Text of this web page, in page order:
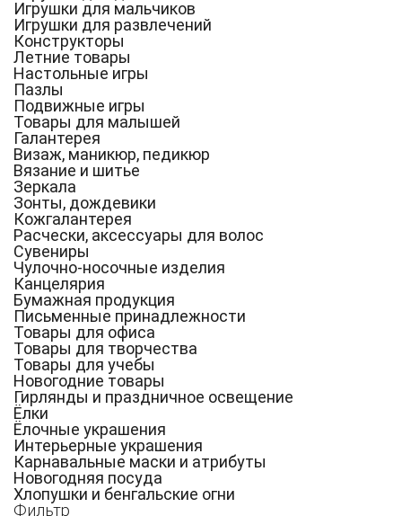
Игрушки для мальчиков
Игрушки для развлечений
Конструкторы
Летние товары
Настольные игры
Пазлы
Подвижные игры
Товары для малышей
Галантерея
Визаж, маникюр, педикюр
Вязание и шитье
Зеркала
Зонты, дождевики
Кожгалантерея
Расчески, аксессуары для волос
Сувениры
Чулочно-носочные изделия
Канцелярия
Бумажная продукция
Письменные принадлежности
Товары для офиса
Товары для творчества
Товары для учебы
Новогодние товары
Гирлянды и праздничное освещение
Ёлки
Ёлочные украшения
Интерьерные украшения
Карнавальные маски и атрибуты
Новогодняя посуда
Хлопушки и бенгальские огни
Фильтр